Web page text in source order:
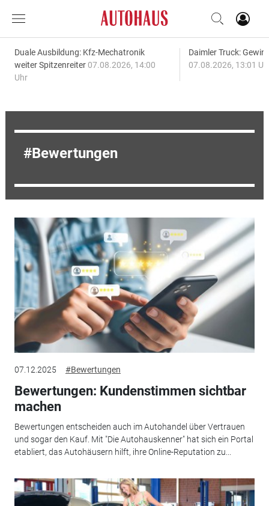
Duale Ausbildung: Kfz-Mechatronik
weiter Spitzenreiter 07.08.2026, 14:00
Uhr
Daimler Truck:
07.08.2026, 13:01
Bewertungen
07.12.2025 #Bewertungen
Bewertungen: Kundenstimmen sichtbar
machen
Bewertungen entscheiden auch im Autohandel über Vertrauen
und sogar den Kauf. Mit "Die Autohauskenner" hat sich ein Portal
etabliert, das Autohäusern hilft, ihre Online-Reputation zu...